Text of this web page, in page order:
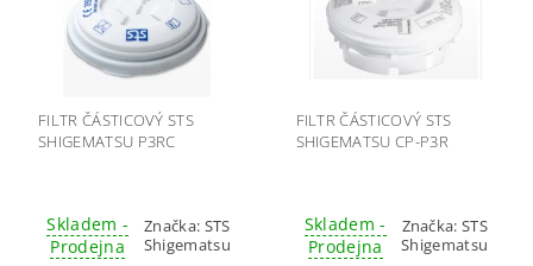
FILTR ČÁSTICOVÝ STS
SHIGEMATSU P3RC
Skladem -
Prodejna
Značka: STS
Shigematsu
FILTR ČÁSTICOVÝ STS
SHIGEMATSU CP-P3R
Skladem -
Prodejna
Značka:STS
Shigematsu